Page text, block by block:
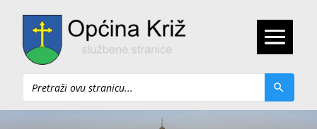
Pretraži